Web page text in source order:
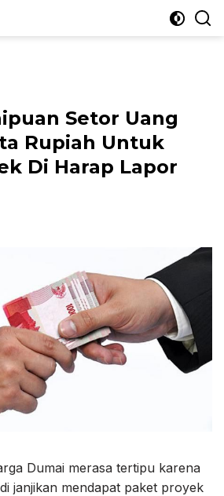
Setor Uang
Rupiah Untuk
Di Harap Lapor
Dumai merasa tertipu karena
janjikan mendapat paket proyek